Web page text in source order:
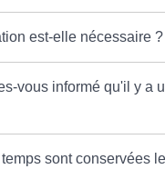
est-elle nécessaire ?
vous informé qu'il y a
sont conservées